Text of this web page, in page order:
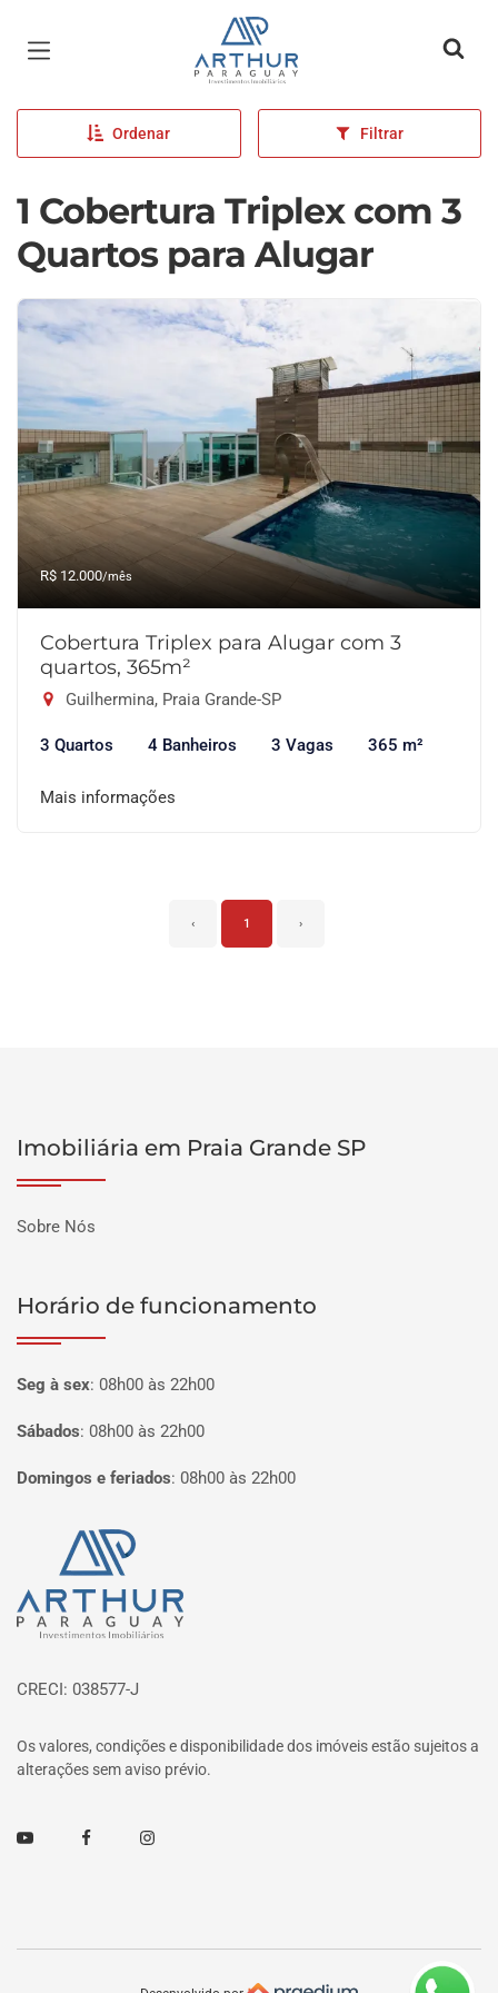
Página inicial
Ordenar Filtrar
1 Cobertura Triplex com 3
Quartos para Alugar
R$ 12.000/mês
Cobertura Triplex para Alugar com 3
quartos, 365m²
Guilhermina, Praia Grande-SP
3 Quartos 4 Banheiros 3 Vagas 365 m²
Mais informações
‹ 1 ›
Imobiliária em Praia Grande SP
Sobre Nós
Horário de funcionamento
Seg à sex: 08h00 às 22h00
Sábados: 08h00 às 22h00
Domingos e feriados: 08h00 às 22h00
Página inicial
CRECI: 038577-J
Os valores, condições e disponibilidade dos imóveis estão sujeitos a
alterações sem aviso prévio.
Youtube FacebookInstagram